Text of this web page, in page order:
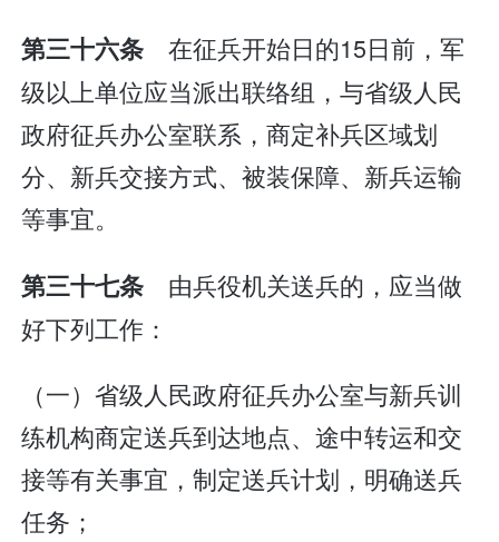
第三十六条 在征兵开始日的15日前，军
级以上单位应当派出联络组，与省级人民
政府征兵办公室联系，商定补兵区域划
分、新兵交接方式、被装保障、新兵运输
等事宜。
第三十七条 由兵役机关送兵的，应当做
好下列工作：
（一）省级人民政府征兵办公室与新兵训
练机构商定送兵到达地点、途中转运和交
接等有关事宜，制定送兵计划，明确送兵
任务；